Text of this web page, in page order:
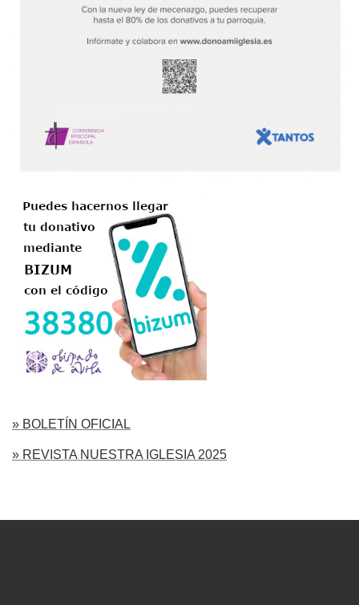
» BOLETÍN OFICIAL
» REVISTA NUESTRA IGLESIA 2025